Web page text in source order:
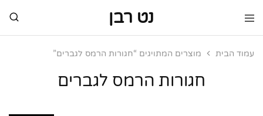
נט רבן
נט
מותגי
מותגי
עמוד הבית מוצרים המתויגים “חגורות הרמס לגברים”
חגורות הרמס לגברים